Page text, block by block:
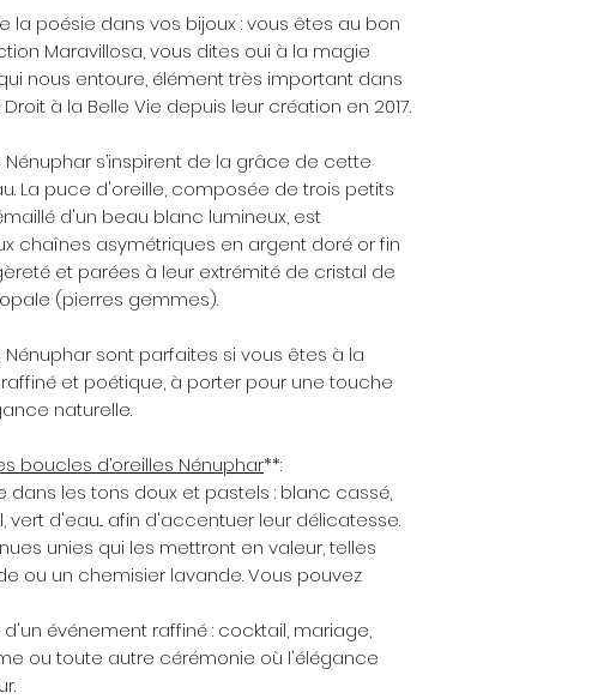
la poésie dans vos bijoux : vous êtes au bon
Maravillosa, vous dites oui à la magie
nous entoure, élément très important dans
Droit à la Belle Vie depuis leur création en 2017.
Nénuphar s’inspirent de la grâce de cette
La puce d'oreille, composée de trois petits
d'un beau blanc lumineux, est
chaînes asymétriques en argent doré or fin
et parées à leur extrémité de cristal de
(pierres gemmes).
Nénuphar sont parfaites si vous êtes à la
et poétique, à porter pour une touche
naturelle.
boucles d’oreilles Nénuphar**:
dans les tons doux et pastels : blanc cassé,
vert d'eau... afin d'accentuer leur délicatesse.
unies qui les mettront en valeur, telles
ou un chemisier lavande. Vous pouvez
événement raffiné : cocktail, mariage,
ou toute autre cérémonie où l'élégance